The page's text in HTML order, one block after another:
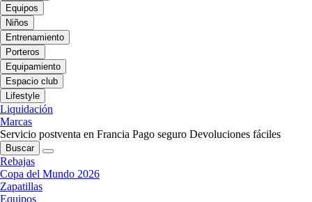
Equipos
Niños
Entrenamiento
Porteros
Equipamiento
Espacio club
Lifestyle
Liquidación
Marcas
Servicio postventa en Francia Pago seguro Devoluciones fáciles
Buscar
Rebajas
Copa del Mundo 2026
Zapatillas
Equipos